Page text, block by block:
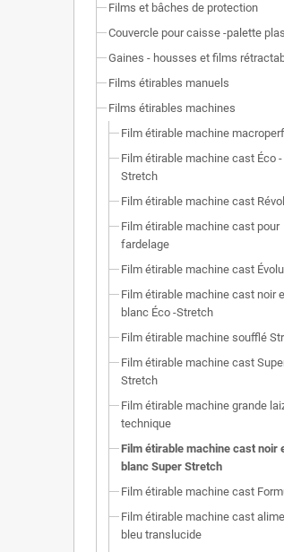
Films et bâches de protection
Couvercle pour caisse -palette
Gaines - housses et films
Films étirables manuels
Films étirables machines
Film étirable machine
Film étirable machine cast Éco -
Stretch
Film étirable machine cast
Film étirable machine cast pour
fardelage
Film étirable machine cast
Film étirable machine cast noir
blanc Éco -Stretch
Film étirable machine soufflé
Film étirable machine cast
Stretch
Film étirable machine grande
technique
Film étirable machine cast noir
blanc Super Stretch
Film étirable machine cast
Film étirable machine cast
bleu translucide